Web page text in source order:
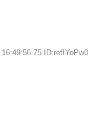
ID:refIYoPw0